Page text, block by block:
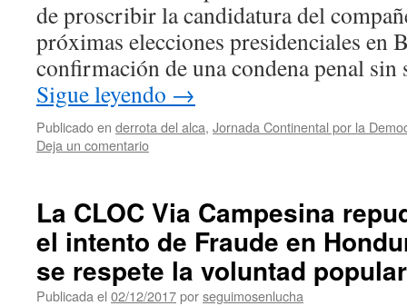
de proscribir la candidatura del
próximas elecciones presidenciales en
confirmación de una condena penal
Sigue leyendo →
Publicado en derrota del alca, Jornada Continental por la
Deja un comentario
La CLOC Via Campesina
el intento de Fraude en
se respete la voluntad popular
Publicada el 02/12/2017porseguimosenlucha